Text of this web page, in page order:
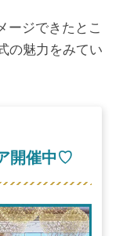
ージできたとこ
の魅力をみてい
開催中♡